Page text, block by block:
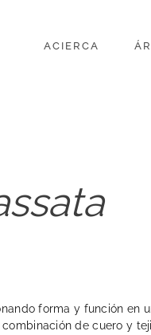
ACIERCA
forma y función en
de cuero y